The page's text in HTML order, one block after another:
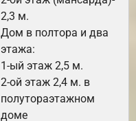
2,3 м.
Дом в полтора и два
этажа:
1-ый этаж 2,5 м.
2-ой этаж 2,4 м. в
полутораэтажном
доме